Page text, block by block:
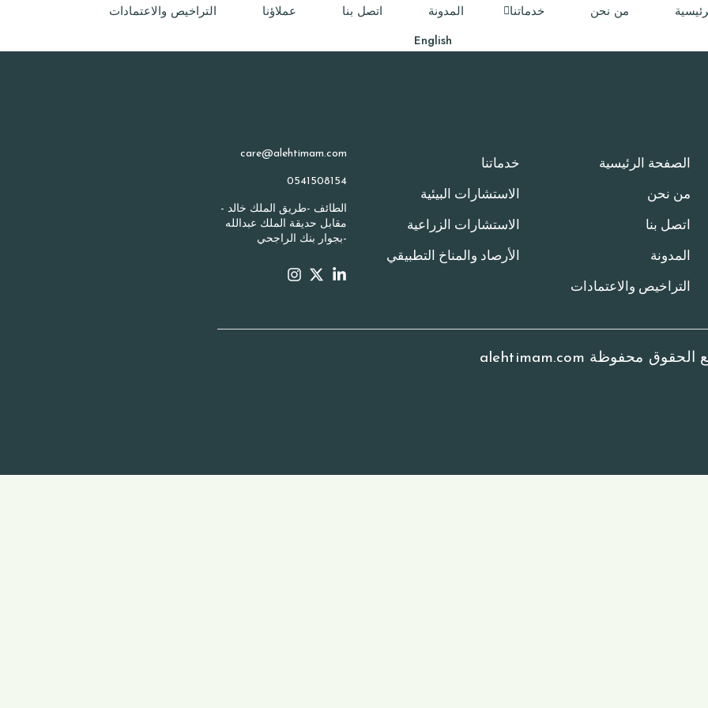
من نحن خدماتنا المدونة اتصل بنا ﻋﻤﻼؤنا
التراخيص والاعتمادات
English
الصفحة الرئيسية
من نحن
اتصل بنا
المدونة
التراخيص والاعتمادات
خدماتنا
اﻻﺳﺘﺸﺎرات اﻟﺒﻴﺌﻴﺔ
الاستشارات الزراعية
اﻷرﺻﺎد واﻟﻤﻨﺎخ التطبيقي
care@alehtimam.com
0541508154
الطائف -طريق الملك خالد -
مقابل حديقة الملك عبدالله
-بجوار بنك الراجحي